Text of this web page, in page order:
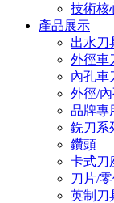
技術核
產品展示
出水刀
外徑車
內孔車
外徑/
品牌專
銑刀系
鑽頭
卡式刀
刀片/
英制刀